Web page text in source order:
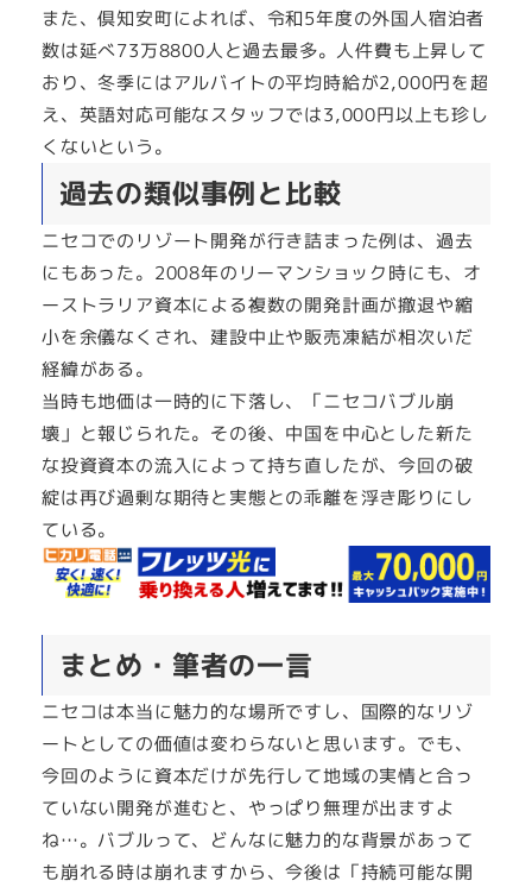
また、倶知安町によれば、令和5年度の外国人宿泊者
数は延べ73万8800人と過去最多。人件費も上昇して
おり、冬季にはアルバイトの平均時給が2,000円を超
え、英語対応可能なスタッフでは3,000円以上も珍し
くないという。
過去の類似事例と比較
ニセコでのリゾート開発が行き詰まった例は、過去
にもあった。2008年のリーマンショック時にも、オ
ーストラリア資本による複数の開発計画が撤退や縮
小を余儀なくされ、建設中止や販売凍結が相次いだ
経緯がある。
当時も地価は一時的に下落し、「ニセコバブル崩
壊」と報じられた。その後、中国を中心とした新た
な投資資本の流入によって持ち直したが、今回の破
綻は再び過剰な期待と実態との乖離を浮き彫りにし
ている。
まとめ・筆者の一言
ニセコは本当に魅力的な場所ですし、国際的なリゾ
ートとしての価値は変わらないと思います。でも、
今回のように資本だけが先行して地域の実情と合っ
ていない開発が進むと、やっぱり無理が出ますよ
ね…。バブルって、どんなに魅力的な背景があって
も崩れる時は崩れますから、今後は「持続可能な開